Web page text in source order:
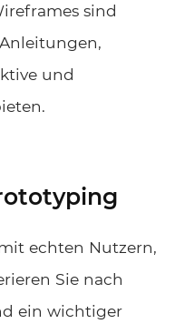
sind
und
echten Nutzern,
Sie nach
ein wichtiger